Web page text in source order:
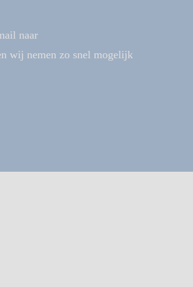
naar
wij nemen zo snel mogelijk